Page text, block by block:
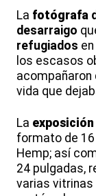
La fotógrafa
desarraigo
refugiados
los escasos
acompañaron
vida que
La exposición
formato de
Hemp; así
24 pulgadas,
varias vitrinas